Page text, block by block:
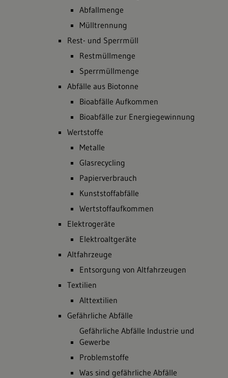
Abfallmenge
Mülltrennung
Rest- und Sperrmüll
Restmüllmenge
Sperrmüllmenge
Abfälle aus Biotonne
Bioabfälle Aufkommen
Bioabfälle zur Energiegewinnung
Wertstoffe
Metalle
Glasrecycling
Papierverbrauch
Kunststoffabfälle
Wertstoffaufkommen
Elektrogeräte
Elektroaltgeräte
Altfahrzeuge
Entsorgung von Altfahrzeugen
Textilien
Alttextilien
Gefährliche Abfälle
Gefährliche Abfälle Industrie und
Gewerbe
Problemstoffe
Was sind gefährliche Abfälle